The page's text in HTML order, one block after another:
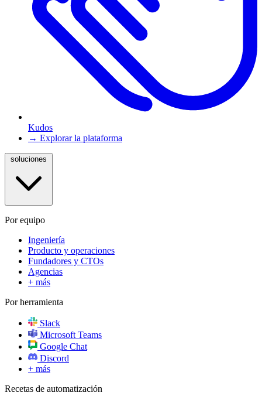
Kudos
→ Explorar la plataforma
Por equipo
Ingeniería
Producto y operaciones
Fundadores y CTOs
Agencias
+ más
Por herramienta
Slack
Microsoft Teams
Google Chat
Discord
+ más
Recetas de automatización